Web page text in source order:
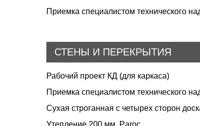
Приемка специалистом технического
СТЕНЫ И ПЕРЕКРЫТИЯ
Рабочий проект КД (для каркаса)
Приемка специалистом технического
Сухая строганная с четырех сторон
Утепление 200 мм, Paroc